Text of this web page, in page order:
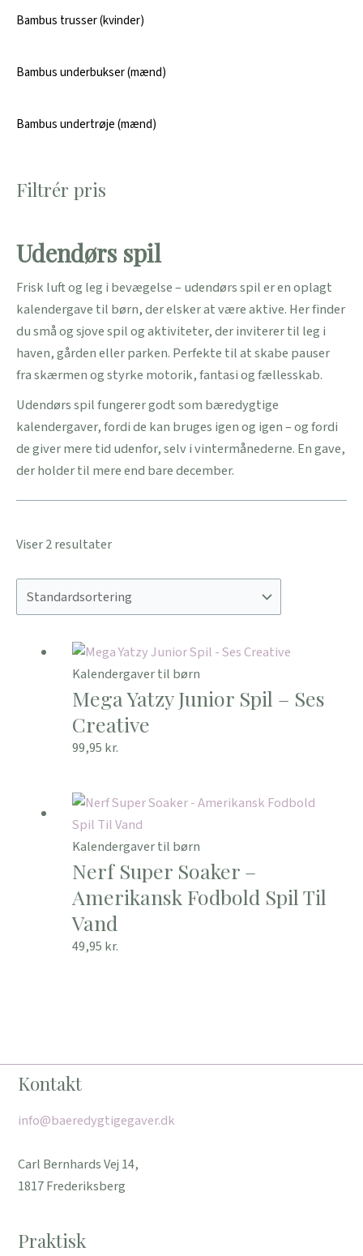
Bambus trusser (kvinder)
Bambus underbukser (mænd)
Bambus undertrøje (mænd)
Filtrér pris
Udendørs spil
Frisk luft og leg i bevægelse – udendørs spil er en oplagt
kalendergave til børn, der elsker at være aktive. Her finder
du små og sjove spil og aktiviteter, der inviterer til leg i
haven, gården eller parken. Perfekte til at skabe pauser
fra skærmen og styrke motorik, fantasi og fællesskab.
Udendørs spil fungerer godt som bæredygtige
kalendergaver, fordi de kan bruges igen og igen – og fordi
de giver mere tid udenfor, selv i vintermånederne. En gave,
der holder til mere end bare december.
Viser 2 resultater
Kalendergaver til børn
Mega Yatzy Junior Spil – Ses
Creative
99,95 kr.
Kalendergaver til børn
Nerf Super Soaker –
Amerikansk Fodbold Spil Til
Vand
49,95 kr.
Kontakt
info@baeredygtigegaver.dk
Carl Bernhards Vej 14,
1817 Frederiksberg
Praktisk